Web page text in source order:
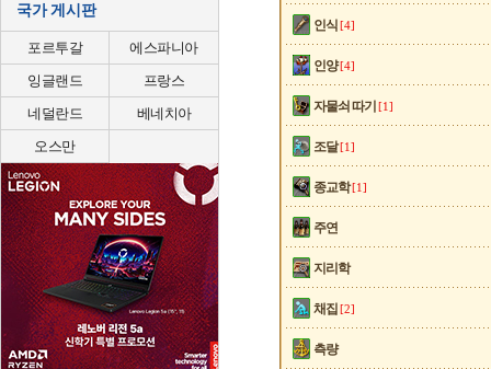
국가 게시판
포르투갈
에스파니아
잉글랜드
프랑스
네덜란드
베네치아
오스만
인식 [4]
인양 [4]
자물쇠 따기 [1]
조달 [1]
종교학 [1]
주연
지리학
채집 [2]
측량